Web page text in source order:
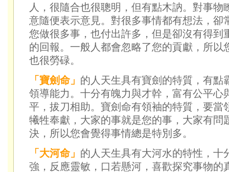
人，很隨合也很聰明，但有點木訥。對事物
意隨便表示意見。對很多事情都有想法，卻
您做很多事，也付出許多，但是卻沒有得到
的回報。一般人都會忽略了您的貢獻，所以
也很勞碌。
「寶劍命」 的人天生具有寶劍的特質，有點
領導能力。十分有魄力與才幹，富有公平心
平，拔刀相助。寶劍命有領袖的特質，要當
犧牲奉獻，大家的事就是您的事，大家有問
決，所以您會覺得事情總是特別多。
「大河命」 的人天生具有大河水的特性，十
強，反應靈敏，口若懸河，喜歡探究事物的